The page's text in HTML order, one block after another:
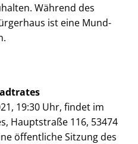
Während des
ist eine Mund-
19:30 Uhr, findet im
Hauptstraße 116, 53474
öffentliche Sitzung des